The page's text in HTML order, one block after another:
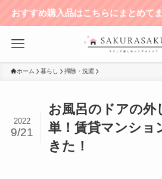
おすすめ購入品はこちらにまとめて
ホーム 暮らし 掃除・洗濯
お風呂のドアの外
単！賃貸マンショ
きた！
2022
9/21